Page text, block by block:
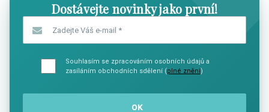
Dostávejte novinky jako první!
Souhlasím se zpracováním osobních údajů a
zasíláním obchodních sdělení (plné znění)